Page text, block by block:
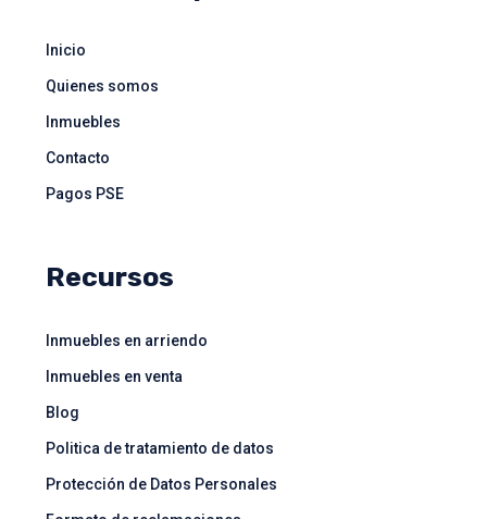
Inicio
Quienes somos
Inmuebles
Contacto
Pagos PSE
Recursos
Inmuebles en arriendo
Inmuebles en venta
Blog
Politica de tratamiento de datos
Protección de Datos Personales